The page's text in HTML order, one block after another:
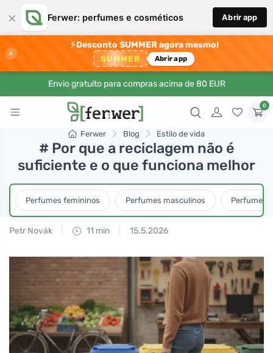
× Ferwer: perfumes e cosméticos Abrir app
×
⚡Desconto SUMMER agora mesmo!
SUMMER Abrir app
Envio gratuito para compras acima de 80 EUR
0
Ferwer Blog Estilo de vida
# Por que a reciclagem não é
suficiente e o que funciona melhor
Perfumes femininos Perfumes masculinos Perfumes
Petr Novák 11 min 15.5.2026